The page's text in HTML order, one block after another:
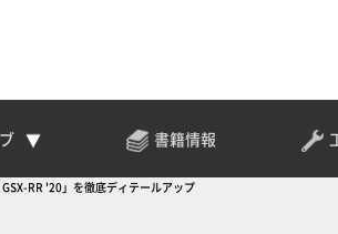
書籍情報
RR '20」を徹底ディテールアップ